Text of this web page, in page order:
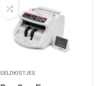
GELDKISTJES